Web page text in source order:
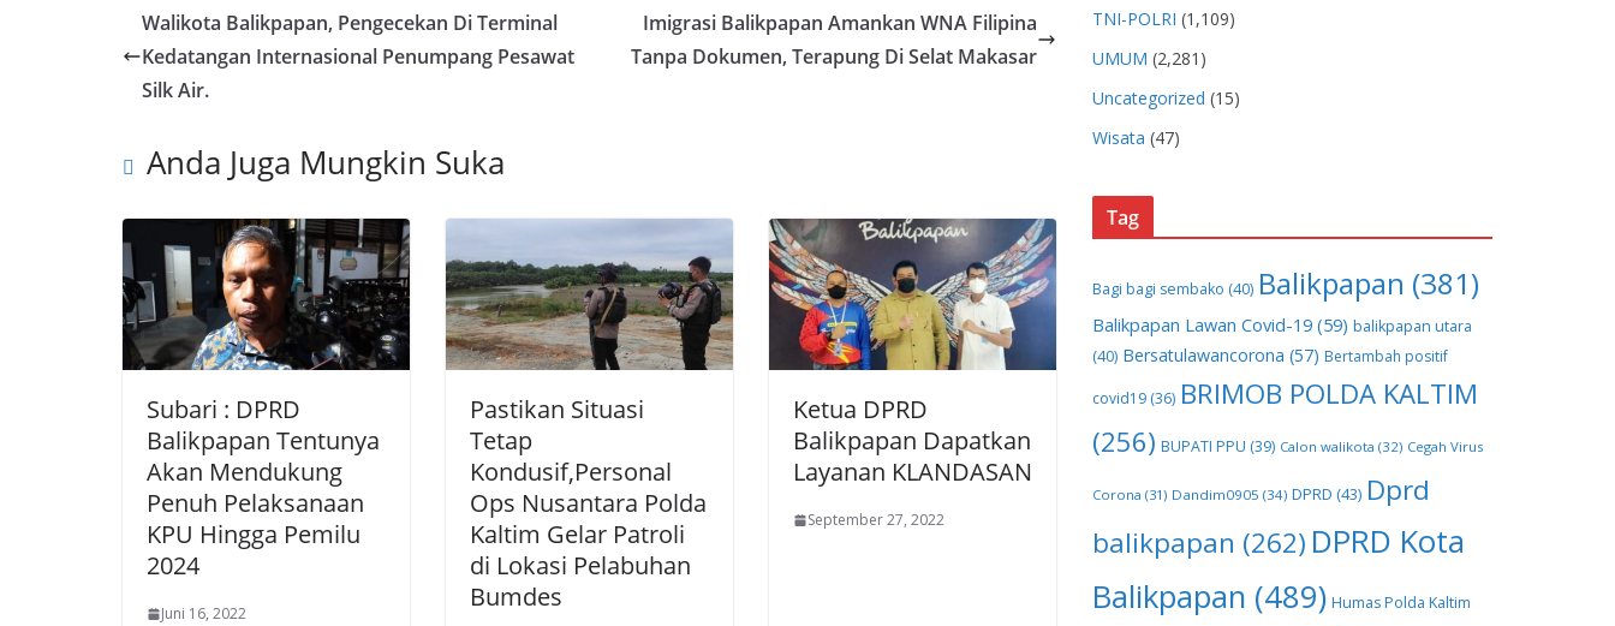
Walikota Balikpapan, Pengecekan Di Terminal
Kedatangan Internasional Penumpang Pesawat
Silk Air.
Imigrasi Balikpapan Amankan WNA Filipina
Tanpa Dokumen, Terapung Di Selat Makasar
Anda Juga Mungkin Suka
Subari : DPRD
Balikpapan Tentunya
Akan Mendukung
Penuh Pelaksanaan
KPU Hingga Pemilu
2024
Juni 16, 2022
Pastikan Situasi
Tetap
Kondusif,Personal
Ops Nusantara Polda
Kaltim Gelar Patroli
di Lokasi Pelabuhan
Bumdes
Ketua DPRD
Balikpapan Dapatkan
Layanan KLANDASAN
September 27, 2022
TNI-POLRI (1,109)
UMUM (2,281)
Uncategorized (15)
Wisata (47)
Tag
Bagi bagi sembako (40) Balikpapan (381)
Balikpapan Lawan Covid-19 (59) balikpapan utara
(40) Bersatulawancorona (57) Bertambah positif
covid19 (36) BRIMOB POLDA KALTIM
(256) BUPATI PPU (39) Calon walikota (32) Cegah Virus
Corona (31) Dandim0905 (34) DPRD (43) Dprd
balikpapan (262) DPRD Kota
Balikpapan (489) Humas Polda Kaltim